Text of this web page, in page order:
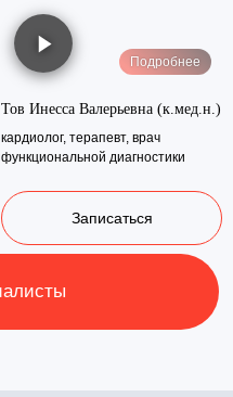
Подробнее
Тов Инесса Валерьевна (к.мед.н.)
кардиолог, терапевт, врач
функциональной диагностики
Записаться